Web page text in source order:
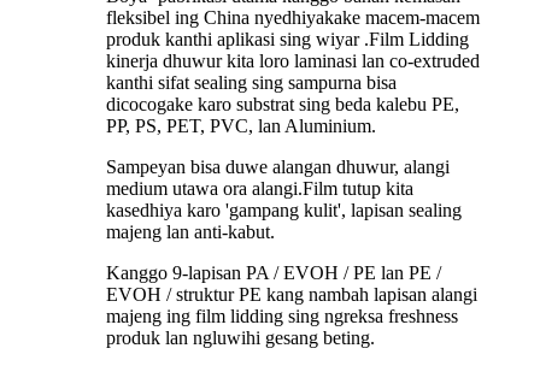
fleksibel ing China nyedhiyakake macem-macem
produk kanthi aplikasi sing wiyar .Film Lidding
kinerja dhuwur kita loro laminasi lan co-extruded
kanthi sifat sealing sing sampurna bisa
dicocogake karo substrat sing beda kalebu PE,
PP, PS, PET, PVC, lan Aluminium.
Sampeyan bisa duwe alangan dhuwur, alangi
medium utawa ora alangi.Film tutup kita
kasedhiya karo 'gampang kulit', lapisan sealing
majeng lan anti-kabut.
Kanggo 9-lapisan PA / EVOH / PE lan PE /
EVOH / struktur PE kang nambah lapisan alangi
majeng ing film lidding sing ngreksa freshness
produk lan ngluwihi gesang beting.